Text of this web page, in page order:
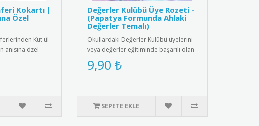
Kokartı |
Özel
Kut'ül
özel
Değerler Kulübü Üye Rozeti -
(Papatya Formunda Ahlaki
Değerler Temalı)
Okullardaki Değerler Kulübü üyelerini
veya değerler eğitiminde başarılı olan
öğrencileri ödüllendirm..
9,90 ₺
SEPETE EKLE